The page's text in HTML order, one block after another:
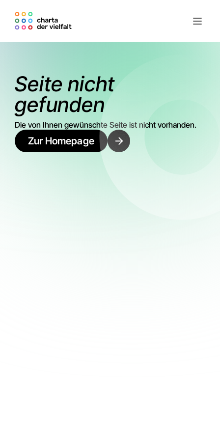
Seite nicht
gefunden
Die von Ihnen gewünschte Seite ist nicht vorhanden.
Zur Homepage